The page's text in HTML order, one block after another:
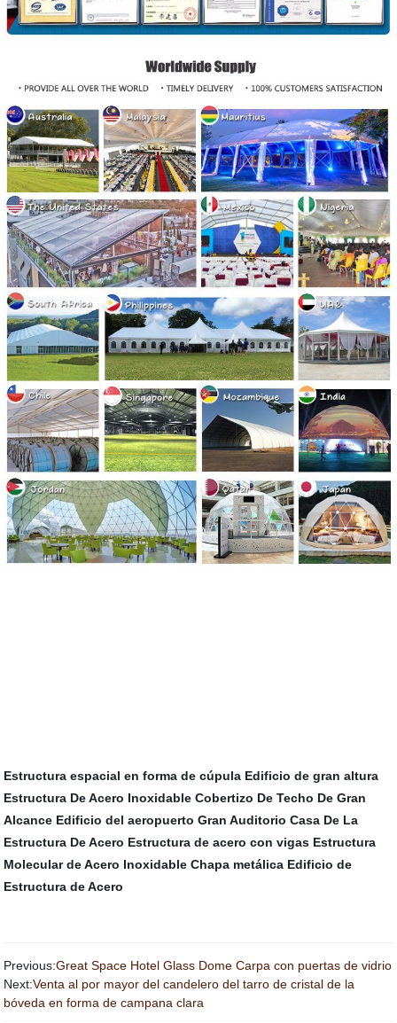
Estructura espacial en forma de cúpula Edificio de gran altura
Estructura De Acero Inoxidable Cobertizo De Techo De Gran
Alcance Edificio del aeropuerto Gran Auditorio Casa De La
Estructura De Acero Estructura de acero con vigas Estructura
Molecular de Acero Inoxidable Chapa metálica Edificio de
Estructura de Acero
Previous:Great Space Hotel Glass Dome Carpa con puertas de vidrio
Next:Venta al por mayor del candelero del tarro de cristal de la
bóveda en forma de campana clara